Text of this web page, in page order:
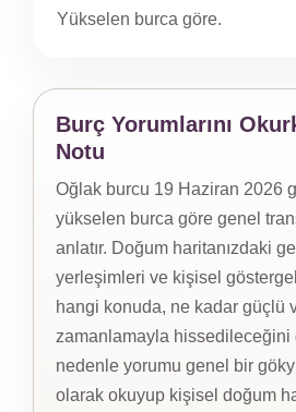
Yükselen burca göre.
Burç Yorumlarını
Notu
Oğlak burcu 19 Haziran 2026
yükselen burca göre genel
anlatır. Doğum haritanızdaki
yerleşimleri ve kişisel
hangi konuda, ne kadar güçlü
zamanlamayla hissedileceğini
nedenle yorumu genel bir
olarak okuyup kişisel doğum